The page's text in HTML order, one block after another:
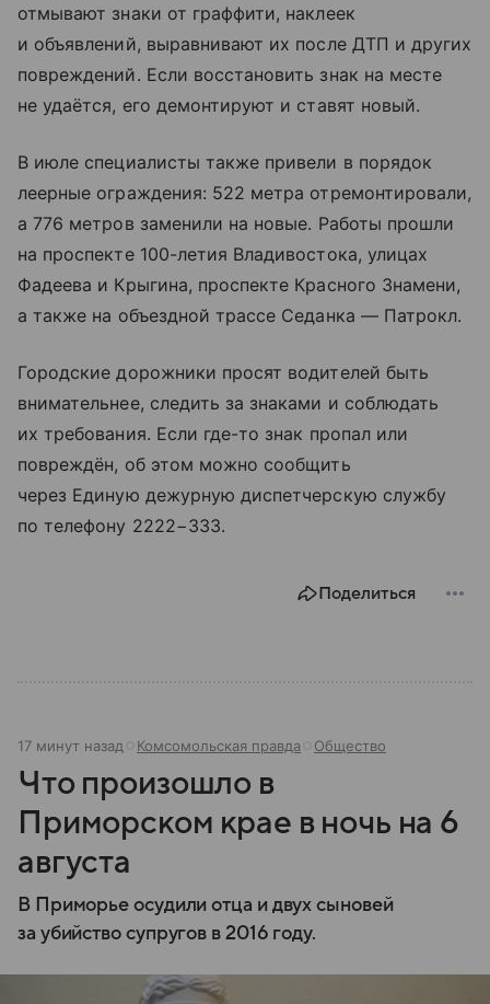
отмывают знаки от граффити, наклеек
и объявлений, выравнивают их после ДТП и других
повреждений. Если восстановить знак на месте
не удаётся, его демонтируют и ставят новый.
В июле специалисты также привели в порядок
леерные ограждения: 522 метра отремонтировали,
а 776 метров заменили на новые. Работы прошли
на проспекте 100-летия Владивостока, улицах
Фадеева и Крыгина, проспекте Красного Знамени,
а также на объездной трассе Седанка — Патрокл.
Городские дорожники просят водителей быть
внимательнее, следить за знаками и соблюдать
их требования. Если где-то знак пропал или
повреждён, об этом можно сообщить
через Единую дежурную диспетчерскую службу
по телефону 2222−333.
Поделиться
17 минут назад Комсомольская правда Общество
Что произошло в
Приморском крае в ночь на 6
августа
В Приморье осудили отца и двух сыновей
за убийство супругов в 2016 году.